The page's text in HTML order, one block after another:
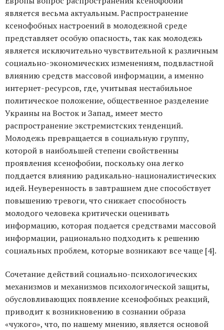
является весьма актуальным. Распространение
ксенофобных настроений в молодежной среде
представляет особую опасность, так как молодежь
является исключительно чувствительной к различным
социально-экономических изменениям, подвластной
влиянию средств массовой информации, а именно
интернет-ресурсов, где, учитывая нестабильное
политическое положение, общественное разделение
Украины на Восток и Запад, имеет место
распространение экстремистских тенденций.
Молодежь превращается в социальную группу,
которой в наибольшей степени свойственны
проявления ксенофобии, поскольку она легко
поддается влиянию радикально-националистических
идей. Неуверенность в завтрашнем дне способствует
повышению тревоги, что снижает способность
молодого человека критически оценивать
информацию, которая подается средствами массовой
информации, рационально подходить к решению
социальных проблем, которые возникают все чаще [4].
Сочетание действий социально-психологических
механизмов и механизмов психологической защиты,
обусловливающих появление ксенофобных реакций,
приводит к возникновению в сознании образа
«чужого», что, по нашему мнению, является основой